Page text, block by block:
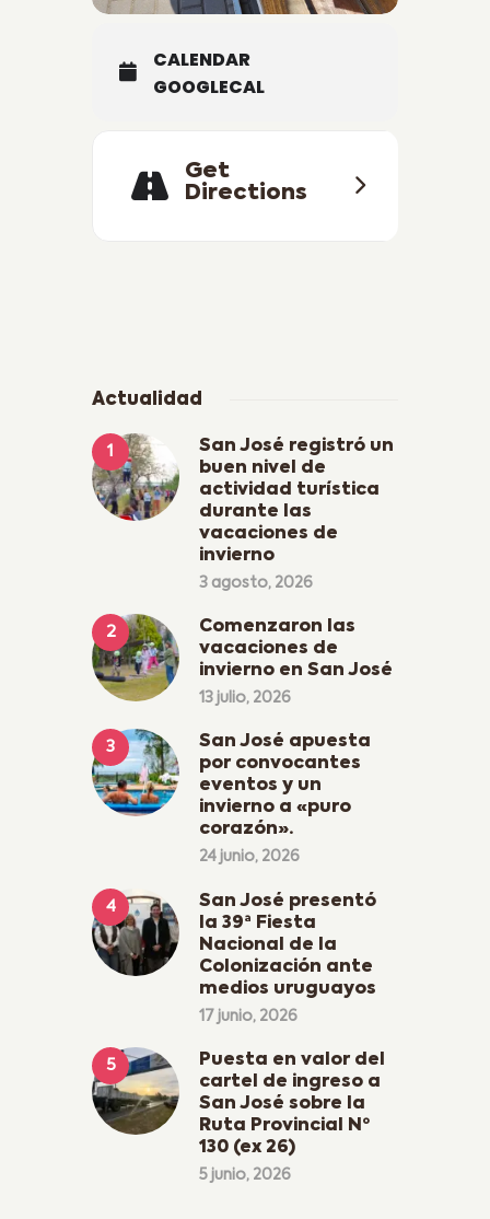
CALENDAR
GOOGLECAL
Get
Directions
Actualidad
San José registró un
buen nivel de
actividad turística
durante las
vacaciones de
invierno
3 agosto, 2026
Comenzaron las
vacaciones de
invierno en San José
13 julio, 2026
San José apuesta
por convocantes
eventos y un
invierno a «puro
corazón».
24 junio, 2026
San José presentó
la 39ª Fiesta
Nacional de la
Colonización ante
medios uruguayos
17 junio, 2026
Puesta en valor del
cartel de ingreso a
San José sobre la
Ruta Provincial Nº
130 (ex 26)
5 junio, 2026